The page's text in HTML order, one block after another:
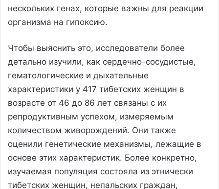
нескольких генах, которые важны для реакции
организма на гипоксию.
Чтобы выяснить это, исследователи более
детально изучили, как сердечно-сосудистые,
гематологические и дыхательные
характеристики у 417 тибетских женщин в
возрасте от 46 до 86 лет связаны с их
репродуктивным успехом, измеряемым
количеством живорождений. Они также
оценили генетические механизмы, лежащие в
основе этих характеристик. Более конкретно,
изучаемая популяция состояла из этнически
тибетских женщин, непальских граждан,